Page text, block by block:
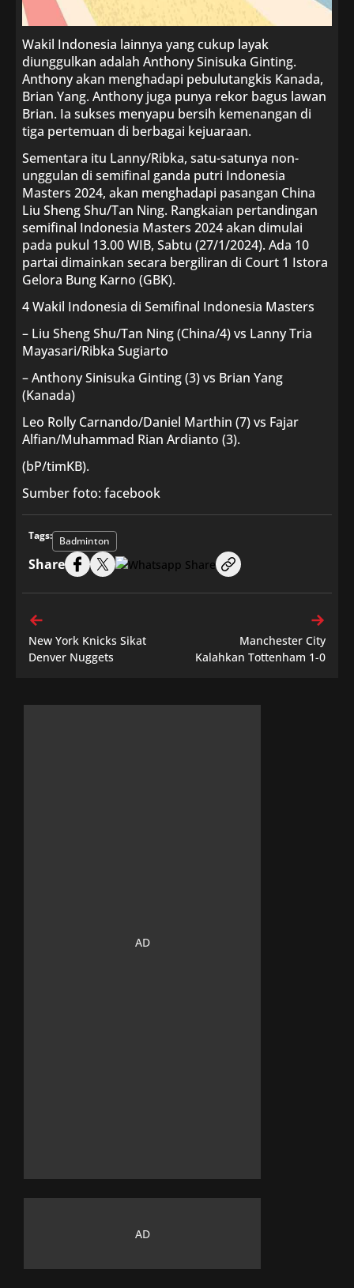
Wakil Indonesia lainnya yang cukup layak
diunggulkan adalah Anthony Sinisuka Ginting.
Anthony akan menghadapi pebulutangkis Kanada,
Brian Yang. Anthony juga punya rekor bagus lawan
Brian. Ia sukses menyapu bersih kemenangan di
tiga pertemuan di berbagai kejuaraan.
Sementara itu Lanny/Ribka, satu-satunya non-
unggulan di semifinal ganda putri Indonesia
Masters 2024, akan menghadapi pasangan China
Liu Sheng Shu/Tan Ning. Rangkaian pertandingan
semifinal Indonesia Masters 2024 akan dimulai
pada pukul 13.00 WIB, Sabtu (27/1/2024). Ada 10
partai dimainkan secara bergiliran di Court 1 Istora
Gelora Bung Karno (GBK).
4 Wakil Indonesia di Semifinal Indonesia Masters
– Liu Sheng Shu/Tan Ning (China/4) vs Lanny Tria
Mayasari/Ribka Sugiarto
– Anthony Sinisuka Ginting (3) vs Brian Yang
(Kanada)
Leo Rolly Carnando/Daniel Marthin (7) vs Fajar
Alfian/Muhammad Rian Ardianto (3).
(bP/timKB).
Sumber foto: facebook
Tags: Badminton
Share
New York Knicks Sikat
Denver Nuggets
Manchester City
Kalahkan Tottenham 1-0